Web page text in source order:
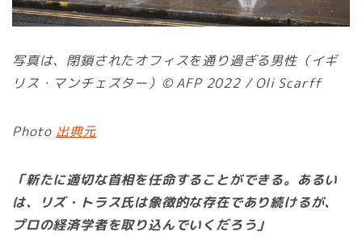
写真は、閉鎖されたオフィスを通り過ぎる男性（イギ
リス・マンチェスター）© AFP 2022 / Oli Scarff
Photo 出典元
「新たに適切な首相を任命することができる。あるい
は、リズ・トラス氏は象徴的な存在であり続けるが、
プロの経済学者を取り込んでいくだろう」